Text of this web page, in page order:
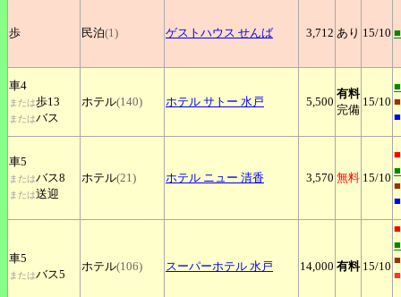
歩 民泊(1) ゲストハウス せんば 3,712 あり 15/10
車4
または歩13
またはバス
ホテル(140) ホテル サトー 水戸 5,500
有料
完備
15/10 ■
■
車5
またはバス8
または送迎
ホテル(21) ホテル ニュー 清香 3,570 無料 15/10
■
■
■
車5
またはバス5
ホテル(106) スーパーホテル 水戸 14,000 有料 15/10
■
■
■